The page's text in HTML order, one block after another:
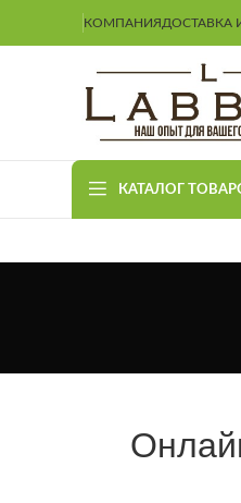
КОМПАНИЯДОСТАВКА
КАТАЛОГ